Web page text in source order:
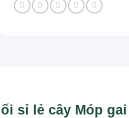
sỉ lẻ cây Móp gai